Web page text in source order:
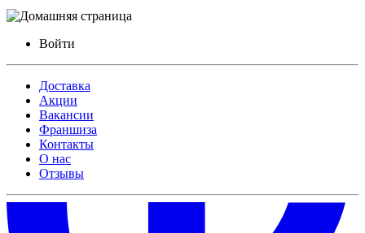
Войти
Доставка
Акции
Вакансии
Франшиза
Контакты
О нас
Отзывы